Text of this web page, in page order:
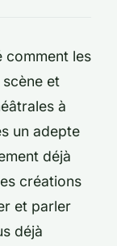
comment les
et
à
un adepte
déjà
créations
et parler
déjà